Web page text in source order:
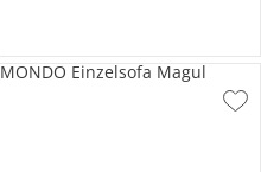
MONDO Einzelsofa Magul